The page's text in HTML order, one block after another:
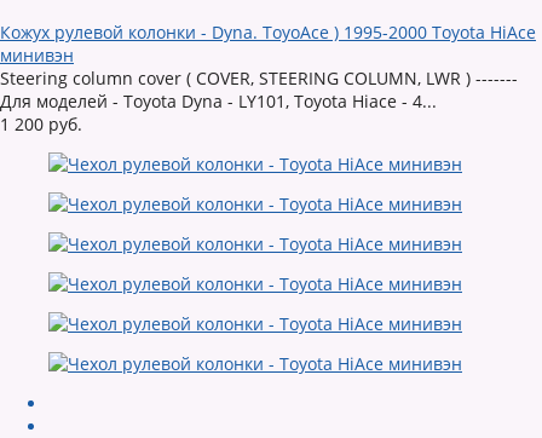
Кожух рулевой колонки - Dyna. ToyoAce ) 1995-2000 Toyota HiAce
минивэн
Steering column cover ( COVER, STEERING COLUMN, LWR ) -------
Для моделей - Toyota Dyna - LY101, Toyota Hiace - 4...
1 200 руб.